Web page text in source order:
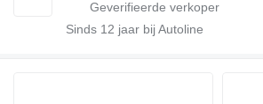
Sinds 12 jaar bij Autoline